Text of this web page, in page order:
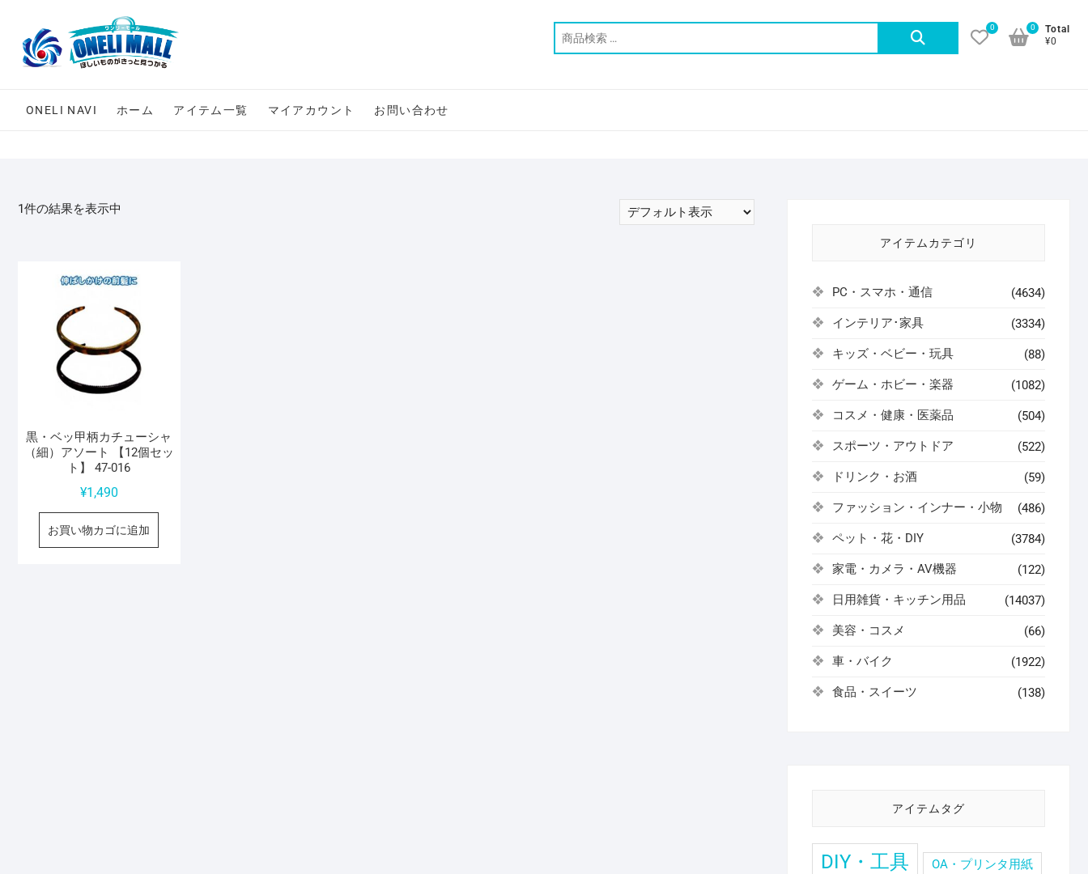
content
0
Total
¥0
0
ONELI NAVI ホーム アイテム一覧 マイアカウント お問い合わせ
1件の結果を表示中
黒・ベッ甲柄カチューシャ
（細）アソート 【12個セッ
ト】 47-016
¥1,490
お買い物カゴに追加
アイテムカテゴリ
PC・スマホ・通信 (4634)
インテリア･家具 (3334)
キッズ・ベビー・玩具 (88)
ゲーム・ホビー・楽器 (1082)
コスメ・健康・医薬品 (504)
スポーツ・アウトドア (522)
ドリンク・お酒 (59)
ファッション・インナー・小物 (486)
ペット・花・DIY (3784)
家電・カメラ・AV機器 (122)
日用雑貨・キッチン用品 (14037)
美容・コスメ (66)
車・バイク (1922)
食品・スイーツ (138)
アイテムタグ
DIY・工具 OA・プリンタ用紙